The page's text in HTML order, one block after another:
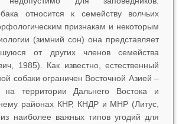
относится к семейству волчьих
признакам и некоторым
(зимний сон) она представляет
от других членов семейства
1985). Как известно, естественный
собаки ограничен Восточной Азией –
на территории Дальнего Востока и
районах КНР, КНДР и МНР (Литус,
наиболее важных типов угодий для